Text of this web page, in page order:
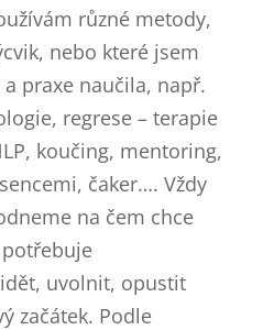
různé metody,
nebo které jsem
praxe naučila, např.
regrese – terapie
koučing, mentoring,
čaker…. Vždy
na čem chce
uvolnit, opustit
začátek. Podle